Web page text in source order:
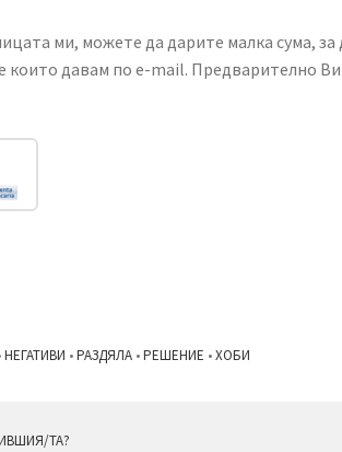
ми, можете да дарите малка сума,
които давам по e-mail. Предварително Ви
НЕГАТИВИ •РАЗДЯЛА •РЕШЕНИЕ •ХОБИ
ТА?